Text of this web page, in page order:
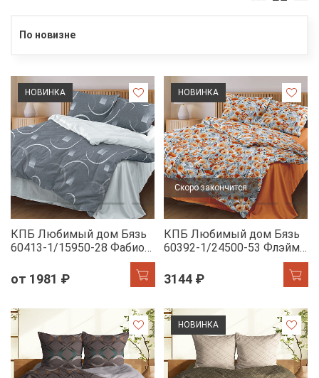
По новизне
НОВИНКА
КПБ Любимый дом Бязь
60413-1/15950-28 Фабио
от 1981 ₽
НОВИНКА
Скоро закончится
КПБ Любимый дом Бязь
60392-1/24500-53 Флэйм
3144 ₽
НОВИНКА